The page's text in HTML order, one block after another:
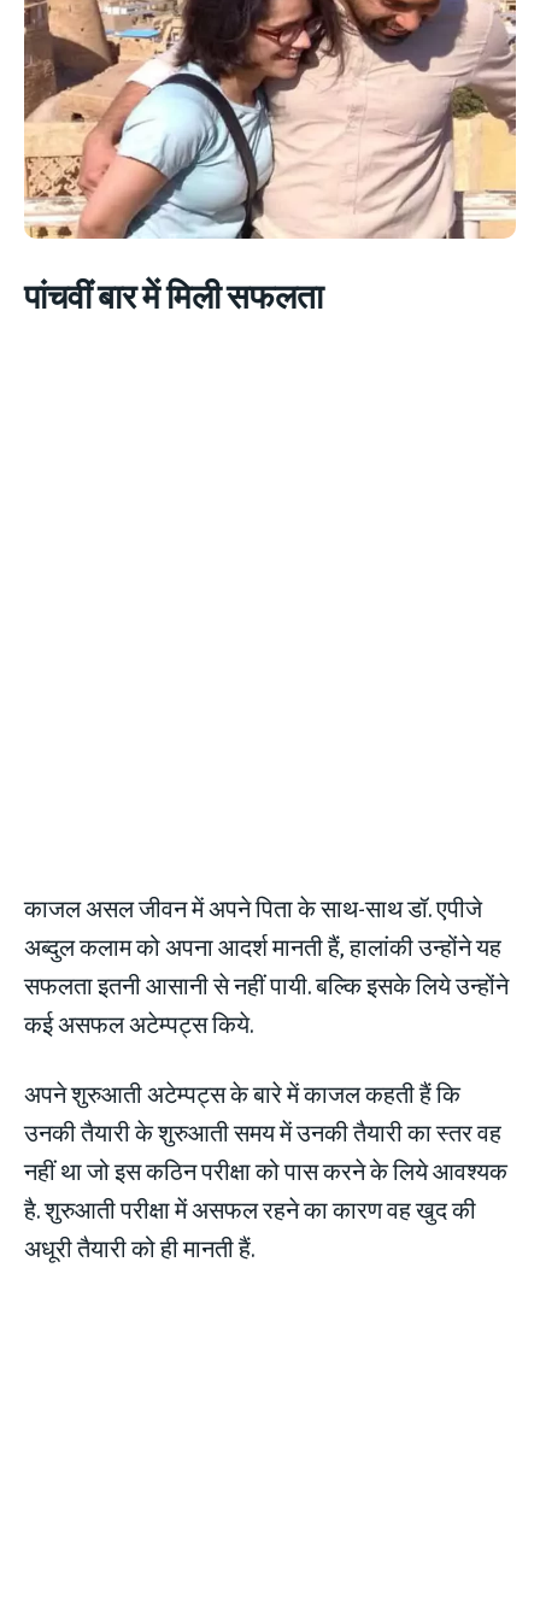
पांचवीं बार में मिली सफलता
काजल असल जीवन में अपने पिता के साथ-साथ डॉ. एपीजे
अब्दुल कलाम को अपना आदर्श मानती हैं, हालांकी उन्होंने यह
सफलता इतनी आसानी से नहीं पायी. बल्कि इसके लिये उन्होंने
कई असफल अटेम्पट्स किये.
अपने शुरुआती अटेम्पट्स के बारे में काजल कहती हैं कि
उनकी तैयारी के शुरुआती समय में उनकी तैयारी का स्तर वह
नहीं था जो इस कठिन परीक्षा को पास करने के लिये आवश्यक
है. शुरुआती परीक्षा में असफल रहने का कारण वह खुद की
अधूरी तैयारी को ही मानती हैं.